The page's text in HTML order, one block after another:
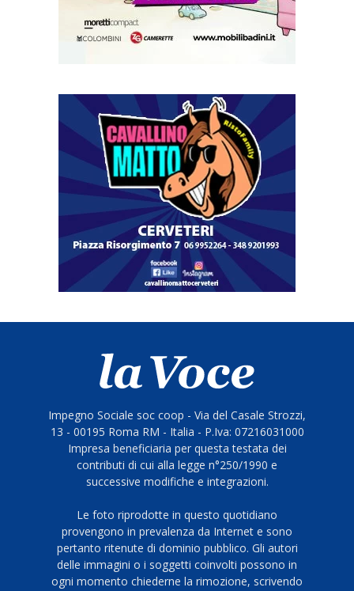
Impegno Sociale soc coop - Via del Casale Strozzi,
13 - 00195 Roma RM - Italia - P.Iva: 07216031000
Impresa beneficiaria per questa testata dei
contributi di cui alla legge n°250/1990 e
successive modifiche e integrazioni.
Le foto riprodotte in questo quotidiano
provengono in prevalenza da Internet e sono
pertanto ritenute di dominio pubblico. Gli autori
delle immagini o i soggetti coinvolti possono in
ogni momento chiederne la rimozione, scrivendo